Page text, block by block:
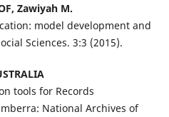
Zawiyah M.
model development and
Sciences. 3:3 (2015).
tools for Records
National Archives of